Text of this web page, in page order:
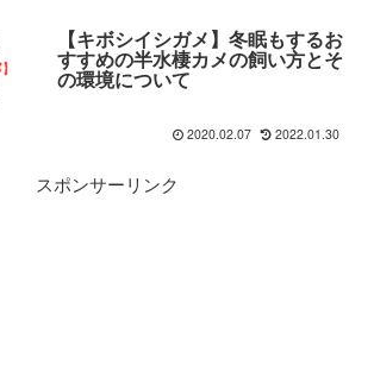
【キボシイシガメ】冬眠もするお
すすめの半水棲カメの飼い方とそ
の環境について
2020.02.07 2022.01.30
スポンサーリンク